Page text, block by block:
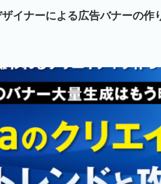
ザイナーによる広告バナーの作